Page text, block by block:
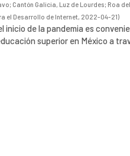
; Cantón Galicia, Luz de Lourdes; Roa
el Desarrollo de Internet, 2022-04-21)
inicio de la pandemia es
superior en México a